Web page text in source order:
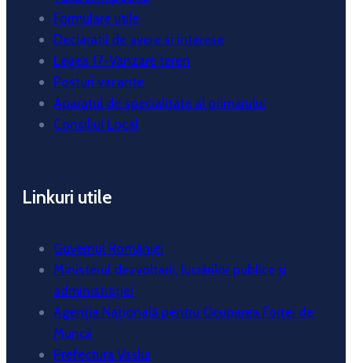
Formulare utile
Declaratii de avere si interese
Legea 17-Vanzare teren
Posturi vacante
Aparatul de specialitate al primarului
Consiliul Local
Linkuri utile
Guvernul României
Ministerul dezvoltarii, lucrărilor publice și
administrației
Agenția Națională pentru Ocuparea Forței de
Muncă
Prefectura Vaslui